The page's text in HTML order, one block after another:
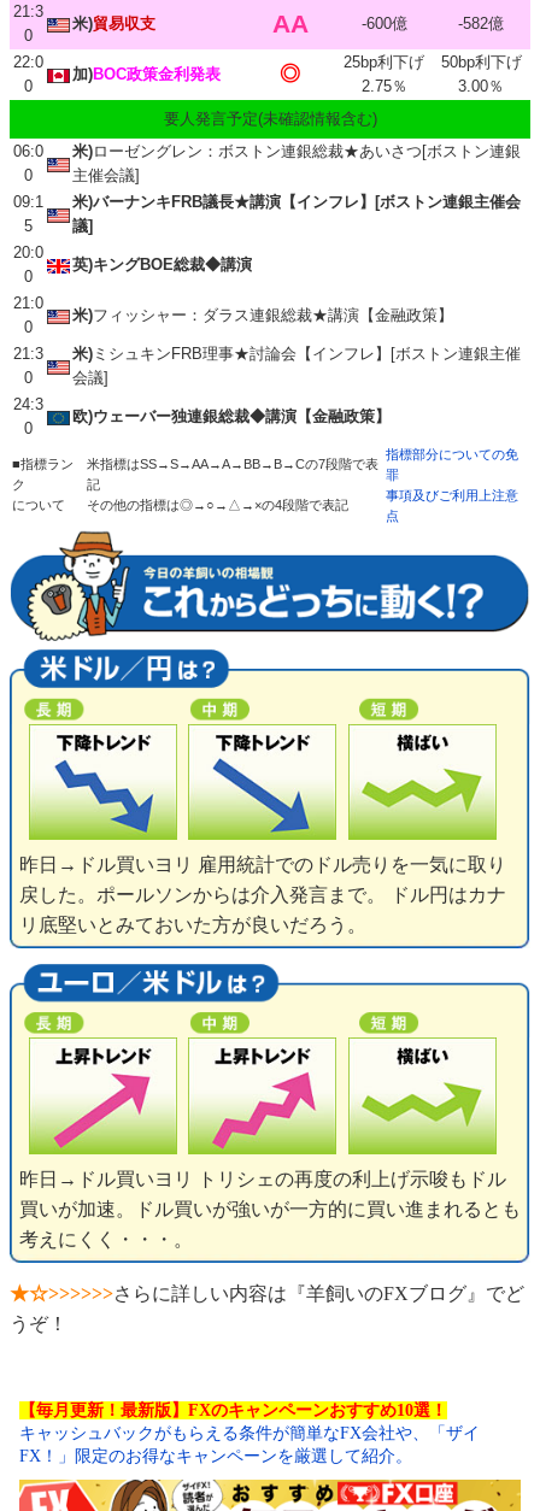
21:3
0
米)貿易収支 AA -600億 -582億
22:0
0
加)BOC政策金利発表 ◎
25bp利下げ
2.75％
50bp利下げ
3.00％
要人発言予定(未確認情報含む)
06:0
0
米)ローゼングレン：ボストン連銀総裁★あいさつ[ボストン連銀
主催会議]
09:1
5
米)バーナンキFRB議長★講演【インフレ】[ボストン連銀主催会
議]
20:0
0
英)キングBOE総裁◆講演
21:0
0
米)フィッシャー：ダラス連銀総裁★講演【金融政策】
21:3
0
米) ミシュキンFRB理事★討論会【インフレ】[ボストン連銀主催
会議]
24:3
0
欧)ウェーバー独連銀総裁◆講演【金融政策】
■指標ラン
ク
について
米指標はSS→S→AA→A→BB→B→Cの7段階で表
記
その他の指標は◎→○→△→×の4段階で表記
指標部分についての免
罪
事項及びご利用上注意
点
昨日→ドル買いヨリ 雇用統計でのドル売りを一気に取り
戻した。ポールソンからは介入発言まで。 ドル円はカナ
リ底堅いとみておいた方が良いだろう。
昨日→ドル買いヨリ トリシェの再度の利上げ示唆もドル
買いが加速。ドル買いが強いが一方的に買い進まれるとも
考えにくく・・・。
★☆>>>>>>さらに詳しい内容は『羊飼いのFXブログ』でど
うぞ！
【毎月更新！最新版】FXのキャンペーンおすすめ10選！
キャッシュバックがもらえる条件が簡単なFX会社や、「ザイ
FX！」限定のお得なキャンペーンを厳選して紹介。